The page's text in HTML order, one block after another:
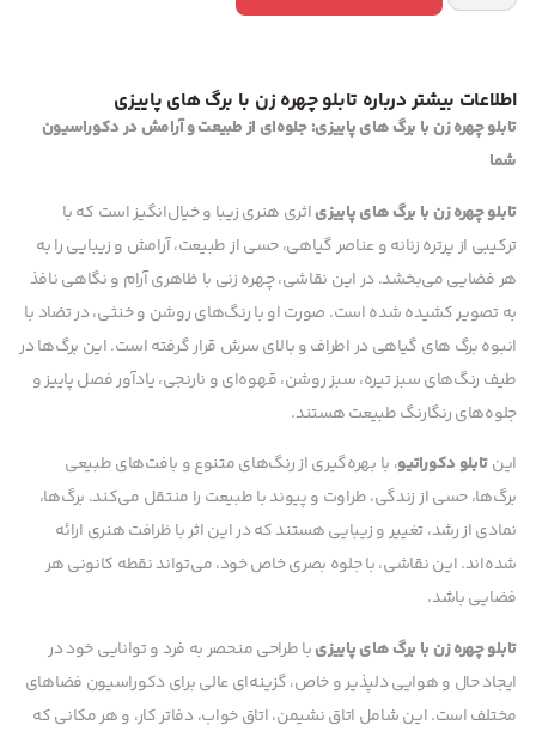
اطلاعات بیشتر درباره تابلو چهره زن با برگ های پاییزی
تابلو چهره زن با برگ های پاییزی: جلوه‌ای از طبیعت و آرامش در دکوراسیون
شما
تابلو چهره زن با برگ های پاییزیاثری هنری زیبا و خیال‌انگیز است که با
ترکیبی از پرتره زنانه و عناصر گیاهی، حسی از طبیعت، آرامش و زیبایی را به
هر فضایی می‌بخشد. در این نقاشی، چهره زنی با ظاهری آرام و نگاهی نافذ
به تصویر کشیده شده است. صورت او با رنگ‌های روشن و خنثی، در تضاد با
انبوه برگ های گیاهی در اطراف و بالای سرش قرار گرفته است. این برگ‌ها در
طیف رنگ‌های سبز تیره، سبز روشن، قهوه‌ای و نارنجی، یادآور فصل پاییز و
جلوه‌های رنگارنگ طبیعت هستند.
اینتابلو دکوراتیو، با بهره‌گیری از رنگ‌های متنوع و بافت‌های طبیعی
برگ‌ها، حسی از زندگی، طراوت و پیوند با طبیعت را منتقل می‌کند. برگ‌ها،
نمادی از رشد، تغییر و زیبایی هستند که در این اثر با ظرافت هنری ارائه
شده‌اند. این نقاشی، با جلوه بصری خاص خود، می‌تواند نقطه کانونی هر
فضایی باشد.
تابلو چهره زن با برگ های پاییزیبا طراحی منحصر به فرد و توانایی خود در
ایجاد حال و هوایی دلپذیر و خاص، گزینه‌ای عالی برای دکوراسیون فضاهای
مختلف است. این شامل اتاق نشیمن، اتاق خواب، دفاتر کار، و هر مکانی که